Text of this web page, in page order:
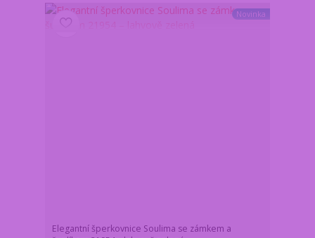
Novinka
Elegantní šperkovnice Soulima se zámkem a